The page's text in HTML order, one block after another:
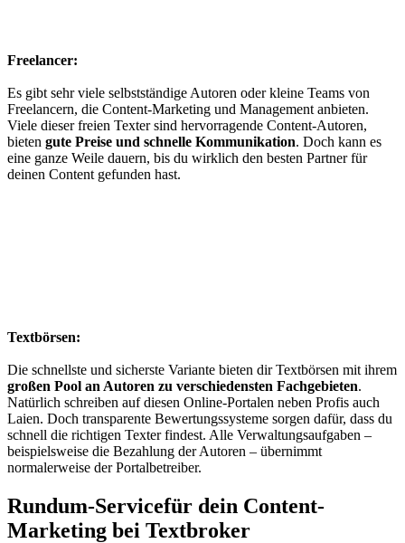
Freelancer:
Es gibt sehr viele selbstständige Autoren oder kleine Teams von
Freelancern, die Content-Marketing und Management anbieten.
Viele dieser freien Texter sind hervorragende Content-Autoren,
bieten gute Preise und schnelle Kommunikation. Doch kann es
eine ganze Weile dauern, bis du wirklich den besten Partner für
deinen Content gefunden hast.
Textbörsen:
Die schnellste und sicherste Variante bieten dir Textbörsen mit ihrem
großen Pool an Autoren zu verschiedensten Fachgebieten.
Natürlich schreiben auf diesen Online-Portalen neben Profis auch
Laien. Doch transparente Bewertungssysteme sorgen dafür, dass du
schnell die richtigen Texter findest. Alle Verwaltungsaufgaben –
beispielsweise die Bezahlung der Autoren – übernimmt
normalerweise der Portalbetreiber.
Rundum-Servicefür dein Content-
Marketing bei Textbroker